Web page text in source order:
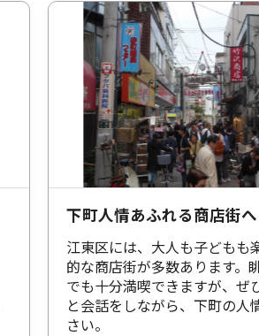
下町人情あふれる商店街へ
江東区には、大人も子どもも
的な商店街が多数あります。
でも十分満喫できますが、ぜ
と会話をしながら、下町の人
さい。